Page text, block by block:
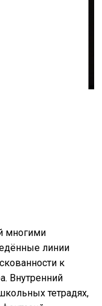
разные роли –
античный гипс,
Мария
– каждая
манера может
Трейси Эмин.
многими
линии
к
Внутренний
тетрадях,